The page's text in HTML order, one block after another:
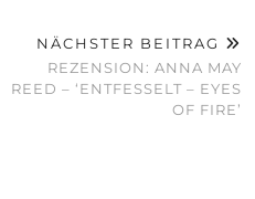
NÄCHSTER BEITRAG
REZENSION: ANNA MAY
REED – ‘ENTFESSELT – EYES
OF FIRE’